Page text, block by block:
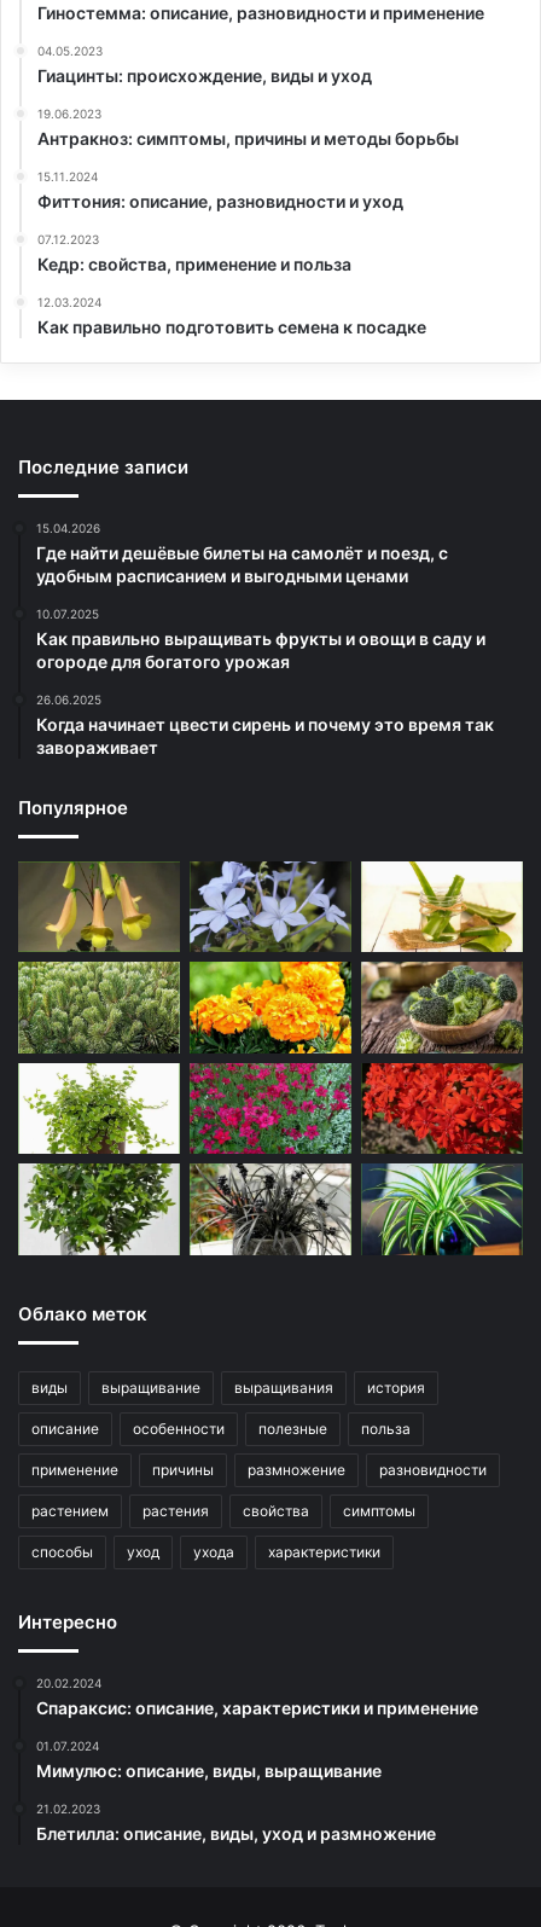
Гиностемма: описание, разновидности и применение
04.05.2023
Гиацинты: происхождение, виды и уход
19.06.2023
Антракноз: симптомы, причины и методы борьбы
15.11.2024
Фиттония: описание, разновидности и уход
07.12.2023
Кедр: свойства, применение и польза
12.03.2024
Как правильно подготовить семена к посадке
Последние записи
15.04.2026
Где найти дешёвые билеты на самолёт и поезд, с
удобным расписанием и выгодными ценами
10.07.2025
Как правильно выращивать фрукты и овощи в саду и
огороде для богатого урожая
26.06.2025
Когда начинает цвести сирень и почему это время так
завораживает
Популярное
Облако меток
виды выращивание выращивания история
описание особенности полезные польза
применение причины размножение разновидности
растением растения свойства симптомы
способы уход ухода характеристики
Интересно
20.02.2024
Спараксис: описание, характеристики и применение
01.07.2024
Мимулюс: описание, виды, выращивание
21.02.2023
Блетилла: описание, виды, уход и размножение